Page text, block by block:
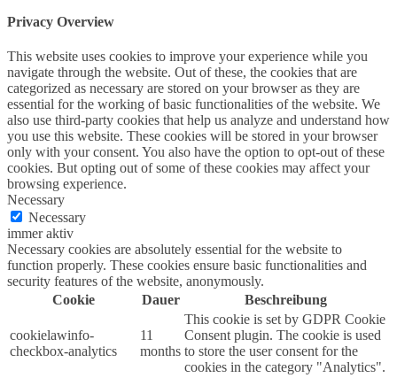
Privacy Overview
This website uses cookies to improve your experience while you
navigate through the website. Out of these, the cookies that are
categorized as necessary are stored on your browser as they are
essential for the working of basic functionalities of the website. We
also use third-party cookies that help us analyze and understand how
you use this website. These cookies will be stored in your browser
only with your consent. You also have the option to opt-out of these
cookies. But opting out of some of these cookies may affect your
browsing experience.
Necessary
Necessary
immer aktiv
Necessary cookies are absolutely essential for the website to
function properly. These cookies ensure basic functionalities and
security features of the website, anonymously.
Cookie
Dauer Beschreibung
cookielawinfo-
checkbox-analytics
11
months
This cookie is set by GDPR Cookie
Consent plugin. The cookie is used
to store the user consent for the
cookies in the category "Analytics".